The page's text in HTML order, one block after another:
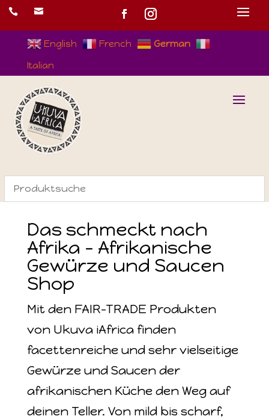
 
English French
German
Italian
Das schmeckt nach
Afrika – Afrikanische
Gewürze und Saucen
Shop
Mit den FAIR-TRADE Produkten
von Ukuva iAfrica finden
facettenreiche und sehr vielseitige
Gewürze und Saucen der
afrikanischen Küche den Weg auf
deinen Teller. Von mild bis scharf,